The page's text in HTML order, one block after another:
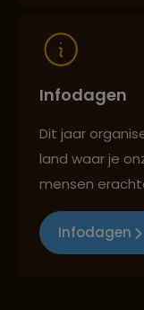
Infodagen
Dit jaar
land waar je
mensen
Infodagen